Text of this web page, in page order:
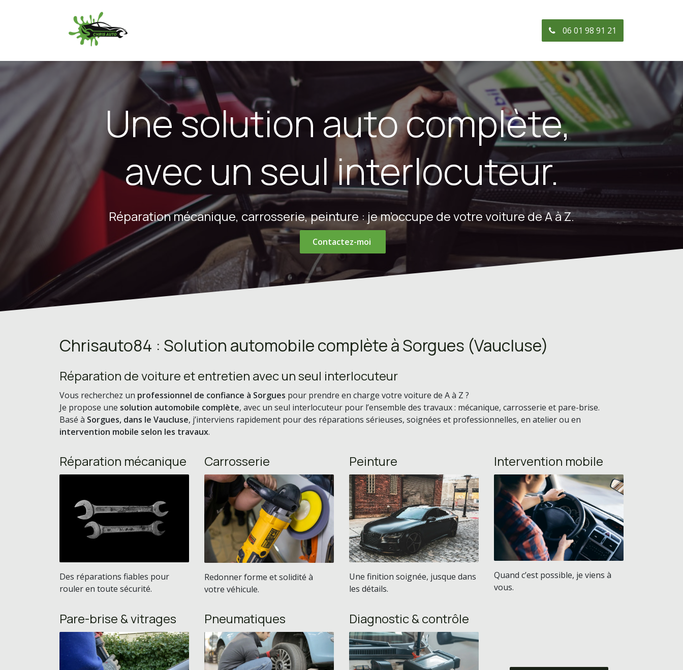
06 01 98 91 21
Une solution auto complète,
avec un seul interlocuteur.
Réparation mécanique, carrosserie, peinture : je m’occupe de votre voiture de A à Z.
Contactez-moi
Chrisauto84 : Solution automobile complète à Sorgues (Vaucluse)
Réparation de voiture et entretien avec un seul interlocuteur
Vous recherchez un professionnel de confiance à Sorgues pour prendre en charge votre voiture de A à Z ?
Je propose une solution automobile complète, avec un seul interlocuteur pour l’ensemble des travaux : mécanique, carrosserie et pare-brise.
Basé à Sorgues, dans le Vaucluse, j’interviens rapidement pour des réparations sérieuses, soignées et professionnelles, en atelier ou en
intervention mobile selon les travaux.
Réparation mécanique
Des réparations fiables pour
rouler en toute sécurité.
Carrosserie
Redonner forme et solidité à
votre véhicule.
Peinture
Une finition soignée, jusque dans
les détails.
Intervention mobile
Quand c’est possible, je viens à
vous.
Pare-brise & vitrages Pneumatiques Diagnostic & contrôle